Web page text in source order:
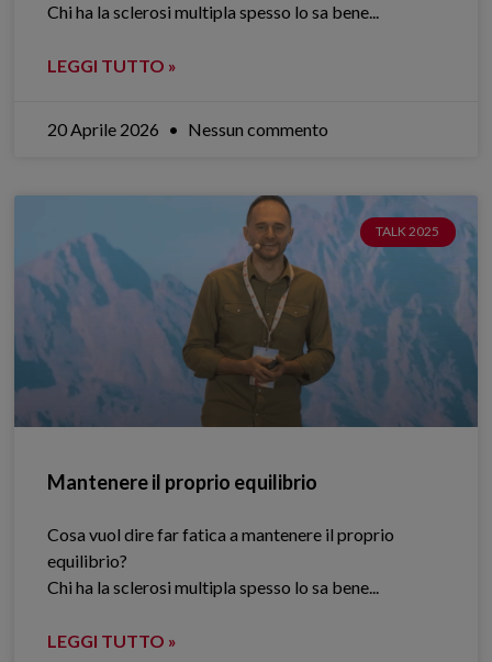
Chi ha la sclerosi multipla spesso lo sa bene.​..
LEGGI TUTTO »
20 Aprile 2026 Nessun commento
TALK 2025
Mantenere il proprio equilibrio
Cosa vuol dire far fatica a mantenere il proprio
equilibrio?
Chi ha la sclerosi multipla spesso lo sa bene.​..
LEGGI TUTTO »